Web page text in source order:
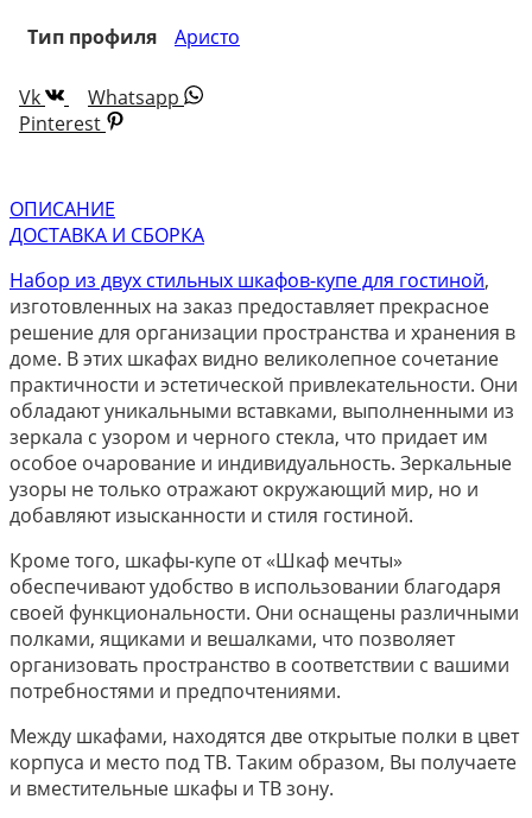
Тип профиля Аристо
Vk
Whatsapp
Pinterest
ОПИСАНИЕ
ДОСТАВКА И СБОРКА
Набор из двух стильных шкафов-купе для гостиной,
изготовленных на заказ предоставляет прекрасное
решение для организации пространства и хранения в
доме. В этих шкафах видно великолепное сочетание
практичности и эстетической привлекательности. Они
обладают уникальными вставками, выполненными из
зеркала с узором и черного стекла, что придает им
особое очарование и индивидуальность. Зеркальные
узоры не только отражают окружающий мир, но и
добавляют изысканности и стиля гостиной.
Кроме того, шкафы-купе от «Шкаф мечты»
обеспечивают удобство в использовании благодаря
своей функциональности. Они оснащены различными
полками, ящиками и вешалками, что позволяет
организовать пространство в соответствии с вашими
потребностями и предпочтениями.
Между шкафами, находятся две открытые полки в цвет
корпуса и место под ТВ. Таким образом, Вы получаете
и вместительные шкафы и ТВ зону.